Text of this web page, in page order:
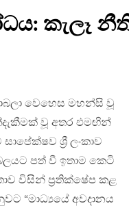
කැලෑ
වෙහෙස මහන්සි වූ
වූ අතර එමඟින්
ශ්‍රී ලංකාව
පත් වී ඉතාම කෙටි
විසින් ප්‍රතික්ෂේප කළ
“මාධ්‍යයේ අවදානය